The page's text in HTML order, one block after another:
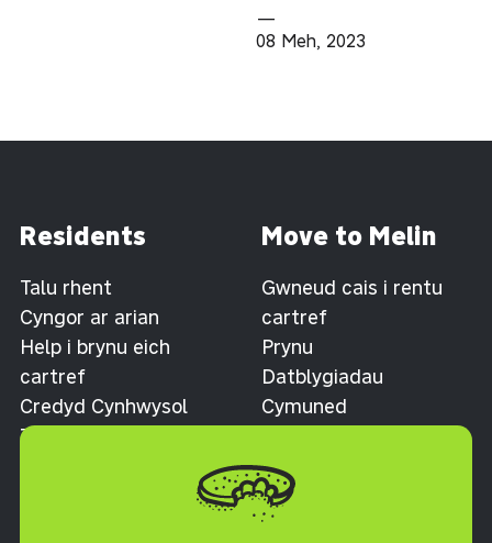
—
08 Meh, 2023
Residents
Talu rhent
Cyngor ar arian
Help i brynu eich
cartref
Credyd Cynhwysol
Taliadau gwasanaeth
Move to Melin
Gwneud cais i rentu
cartref
Prynu
Datblygiadau
Cymuned